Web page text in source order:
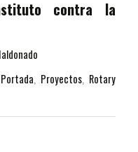
contra la
, Proyectos, Rotary